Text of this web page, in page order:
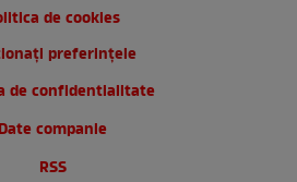
de cookies
preferințele
de confidentialitate
Date companie
RSS